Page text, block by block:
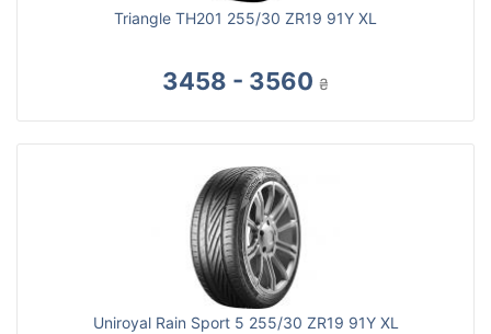
Triangle TH201 255/30 ZR19 91Y XL
3458 - 3560 ₴
Uniroyal Rain Sport 5 255/30 ZR19 91Y XL